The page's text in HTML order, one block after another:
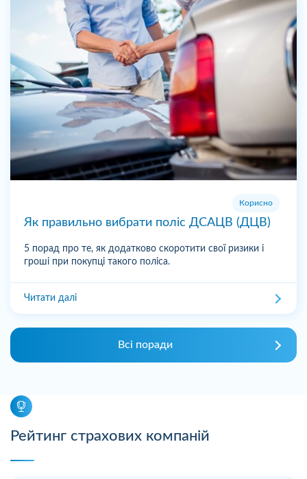
Корисно
Як правильно вибрати поліс ДСАЦВ (ДЦВ)
5 порад про те, як додатково скоротити свої ризики і
гроші при покупці такого поліса.
Читати далі
Всі поради
Рейтинг страхових компаній